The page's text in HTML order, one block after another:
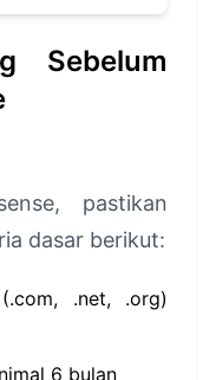
Sebelum
pastikan
dasar berikut:
.net, .org)
6 bulan